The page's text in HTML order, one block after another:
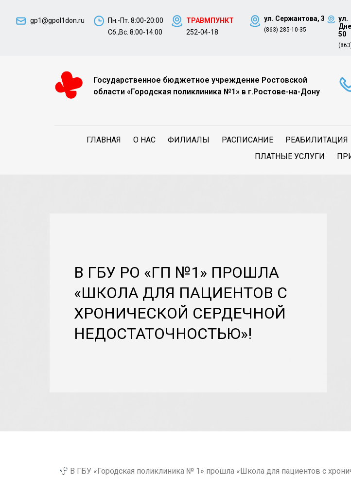
gp1@gpol1don.ru
Пн.-Пт. 8:00-20:00
Сб.,Вс. 8:00-14:00
ТРАВМПУНКТ
252-04-18
ул. Сержантова, 3
(863) 285-10-35
ул.
50
Государственное бюджетное учреждение Ростовской
области «Городская поликлиника №1» в г.Ростове-на-Дону
ГЛАВНАЯ О НАС ФИЛИАЛЫ РАСПИСАНИЕ РЕАБИЛИТАЦИЯ
ПЛАТНЫЕ УСЛУГИ
В ГБУ РО «ГП №1» ПРОШЛА
«ШКОЛА ДЛЯ ПАЦИЕНТОВ С
ХРОНИЧЕСКОЙ СЕРДЕЧНОЙ
НЕДОСТАТОЧНОСТЬЮ»!
В ГБУ «Городская поликлиника № 1» прошла «Школа для пациентов с